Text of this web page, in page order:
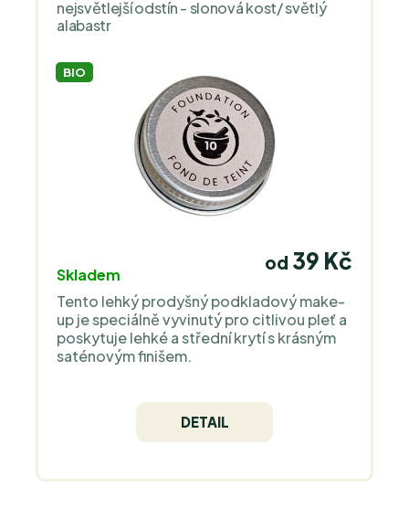
nejsvětlejší odstín - slonová kost/ světlý
alabastr
BIO
Skladem
od 39 Kč
Tento lehký prodyšný podkladový make-
up je speciálně vyvinutý pro citlivou pleť a
poskytuje lehké a střední krytí s krásným
saténovým finišem.
DETAIL